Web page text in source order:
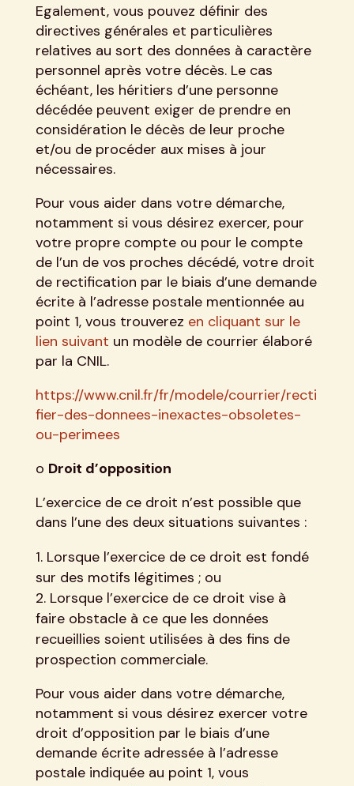
Egalement, vous pouvez définir des
directives générales et particulières
relatives au sort des données à caractère
personnel après votre décès. Le cas
échéant, les héritiers d’une personne
décédée peuvent exiger de prendre en
considération le décès de leur proche
et/ou de procéder aux mises à jour
nécessaires.
Pour vous aider dans votre démarche,
notamment si vous désirez exercer, pour
votre propre compte ou pour le compte
de l’un de vos proches décédé, votre droit
de rectification par le biais d’une demande
écrite à l’adresse postale mentionnée au
point 1, vous trouverez en cliquant sur le
lien suivant un modèle de courrier élaboré
par la CNIL.
https://www.cnil.fr/fr/modele/courrier/recti
fier-des-donnees-inexactes-obsoletes-
ou-perimees
o Droit d’opposition
L’exercice de ce droit n’est possible que
dans l’une des deux situations suivantes :
Lorsque l’exercice de ce droit est fondé
sur des motifs légitimes ; ou
Lorsque l’exercice de ce droit vise à
faire obstacle à ce que les données
recueillies soient utilisées à des fins de
prospection commerciale.
Pour vous aider dans votre démarche,
notamment si vous désirez exercer votre
droit d’opposition par le biais d’une
demande écrite adressée à l’adresse
postale indiquée au point 1, vous